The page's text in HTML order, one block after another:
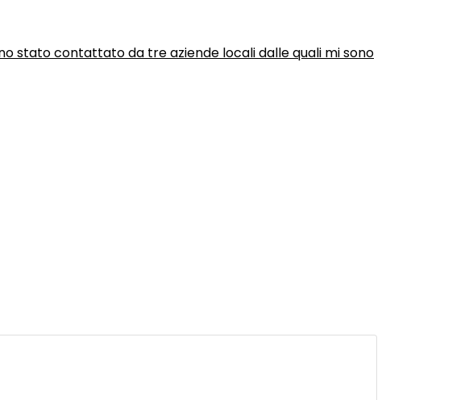
stato contattato da tre aziende locali dalle quali mi sono